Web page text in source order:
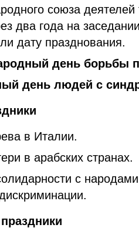
союза деятелей
два года на
дату празднования.
день борьбы
день людей с
в Италии.
в арабских странах.
с